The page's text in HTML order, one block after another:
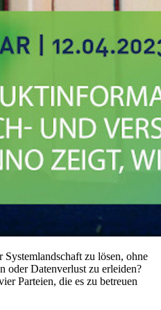
Systemlandschaft zu lösen, ohne
oder Datenverlust zu erleiden?
Parteien, die es zu betreuen